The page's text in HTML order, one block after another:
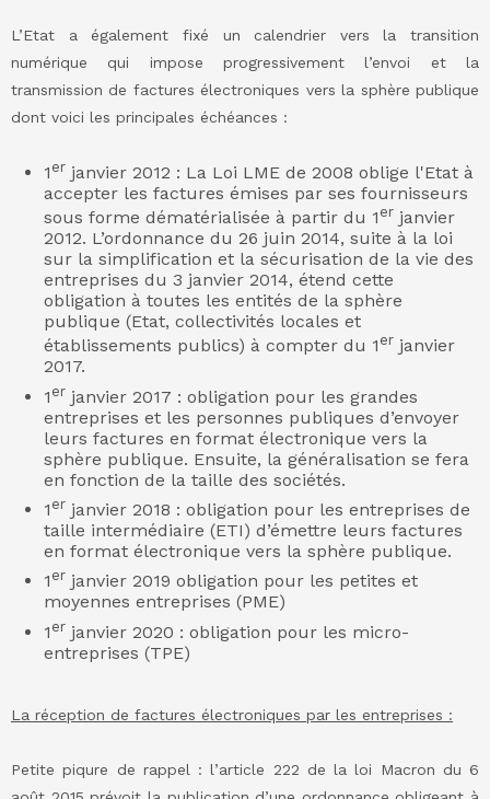
L’Etat a également fixé un calendrier vers la transition
numérique qui impose progressivement l’envoi et la
transmission de factures électroniques vers la sphère publique
dont voici les principales échéances :
1 er janvier 2012 : La Loi LME de 2008 oblige l'Etat à
accepter les factures émises par ses fournisseurs
sous forme dématérialisée à partir du 1 er janvier
2012. L’ordonnance du 26 juin 2014, suite à la loi
sur la simplification et la sécurisation de la vie des
entreprises du 3 janvier 2014, étend cette
obligation à toutes les entités de la sphère
publique (Etat, collectivités locales et
établissements publics) à compter du 1 er janvier
2017.
1 er janvier 2017 : obligation pour les grandes
entreprises et les personnes publiques d’envoyer
leurs factures en format électronique vers la
sphère publique. Ensuite, la généralisation se fera
en fonction de la taille des sociétés.
1 er janvier 2018 : obligation pour les entreprises de
taille intermédiaire (ETI) d’émettre leurs factures
en format électronique vers la sphère publique.
1 er janvier 2019 obligation pour les petites et
moyennes entreprises (PME)
1 er janvier 2020 : obligation pour les micro-
entreprises (TPE)
La réception de factures électroniques par les entreprises :
Petite piqure de rappel : l’article 222 de la loi Macron du 6